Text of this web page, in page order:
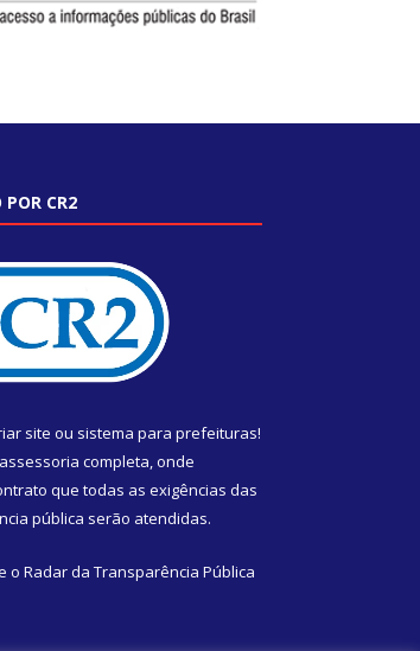
POR CR2
site ou sistema para prefeituras!
assessoria completa, onde
que todas as exigências das
pública serão atendidas.
o Radar da Transparência Pública